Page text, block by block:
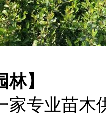
】
家专业苗木